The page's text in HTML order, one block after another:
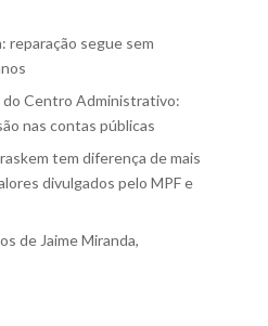
reparação segue sem
do Centro Administrativo:
nas contas públicas
tem diferença de mais
divulgados pelo MPF e
de Jaime Miranda,